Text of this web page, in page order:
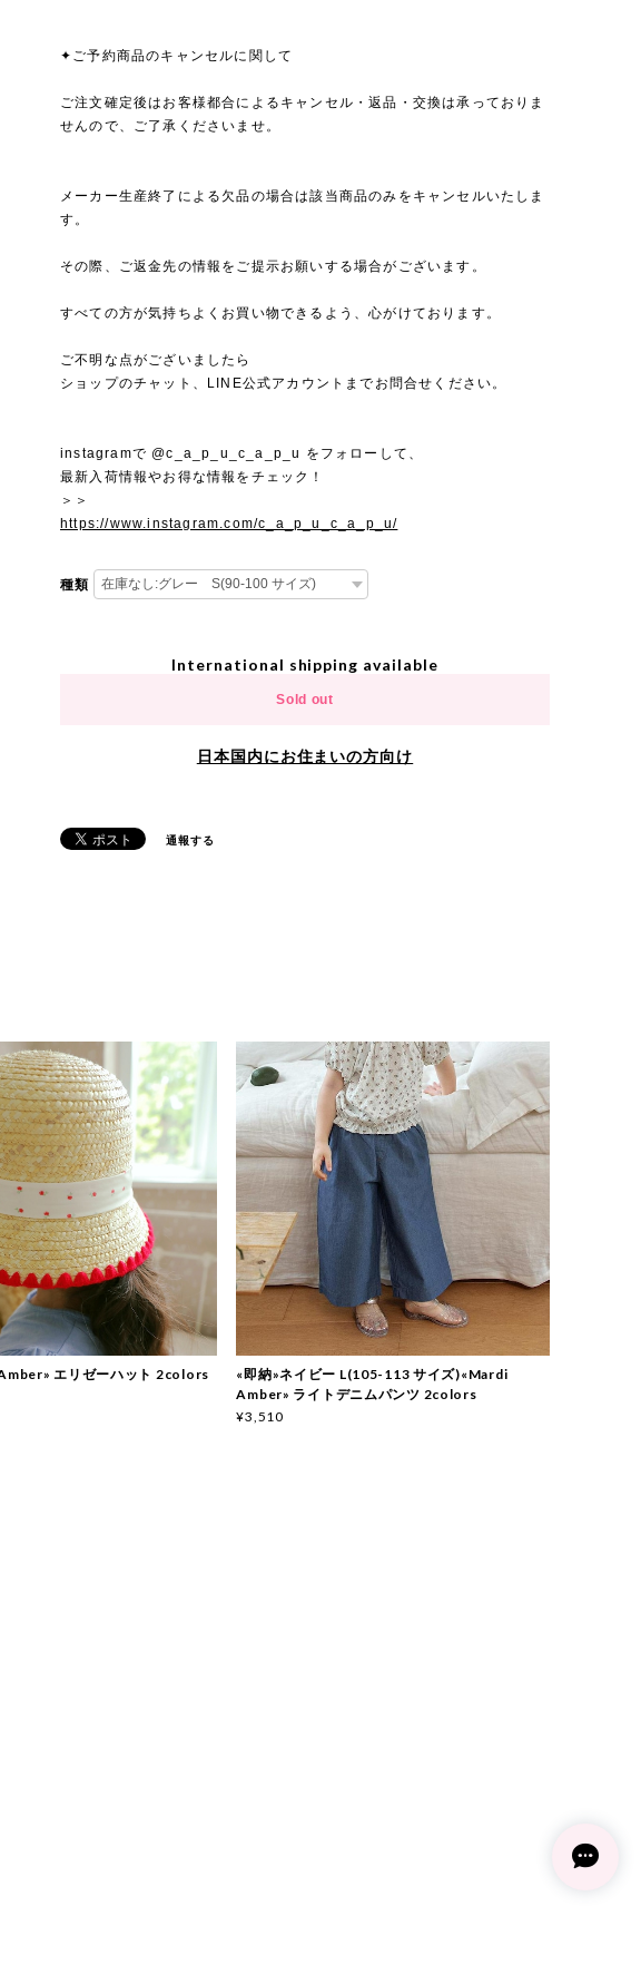
✦ご予約商品のキャンセルに関して
ご注文確定後はお客様都合によるキャンセル・返品・交換は承っておりま
せんので、ご了承くださいませ。
メーカー生産終了による欠品の場合は該当商品のみをキャンセルいたしま
す。
その際、ご返金先の情報をご提示お願いする場合がございます。
すべての方が気持ちよくお買い物できるよう、心がけております。
ご不明な点がございましたら
ショップのチャット、LINE公式アカウントまでお問合せください。
instagramで @c_a_p_u_c_a_p_u をフォローして、
最新入荷情報やお得な情報をチェック！
＞＞
https://www.instagram.com/c_a_p_u_c_a_p_u/
種類
International shipping available
Sold out
日本国内にお住まいの方向け
通報する
エリゼーハット 2colors
«即納»ネイビー L(105-113 サイズ)«Mardi
Amber» ライトデニムパンツ 2colors
¥3,510